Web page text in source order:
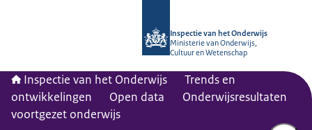
Inspectie van het Onderwijs
Ministerie van Onderwijs,
Cultuur en Wetenschap
Inspectie van het Onderwijs
Trends en
ontwikkelingen
Open data
Onderwijsresultaten
voortgezet onderwijs